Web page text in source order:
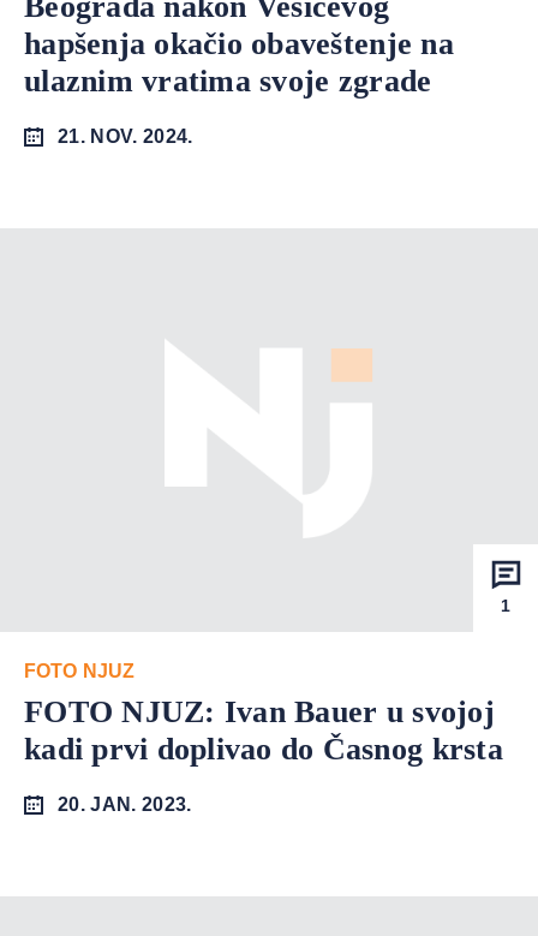
hapšenja okačio obaveštenje na
ulaznim vratima svoje zgrade
21. NOV. 2024.
1
FOTO NJUZ
FOTO NJUZ: Ivan Bauer u svojoj
kadi prvi doplivao do Časnog krsta
20. JAN. 2023.